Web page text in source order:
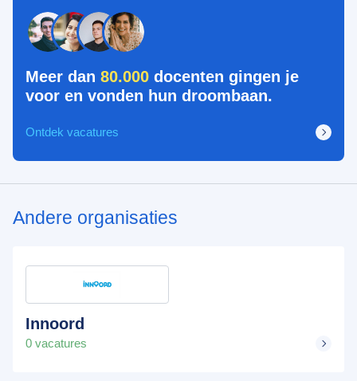
Meer dan 80.000 docenten gingen je
voor en vonden hun droombaan.
Ontdek vacatures
Andere organisaties
Innoord
0 vacatures